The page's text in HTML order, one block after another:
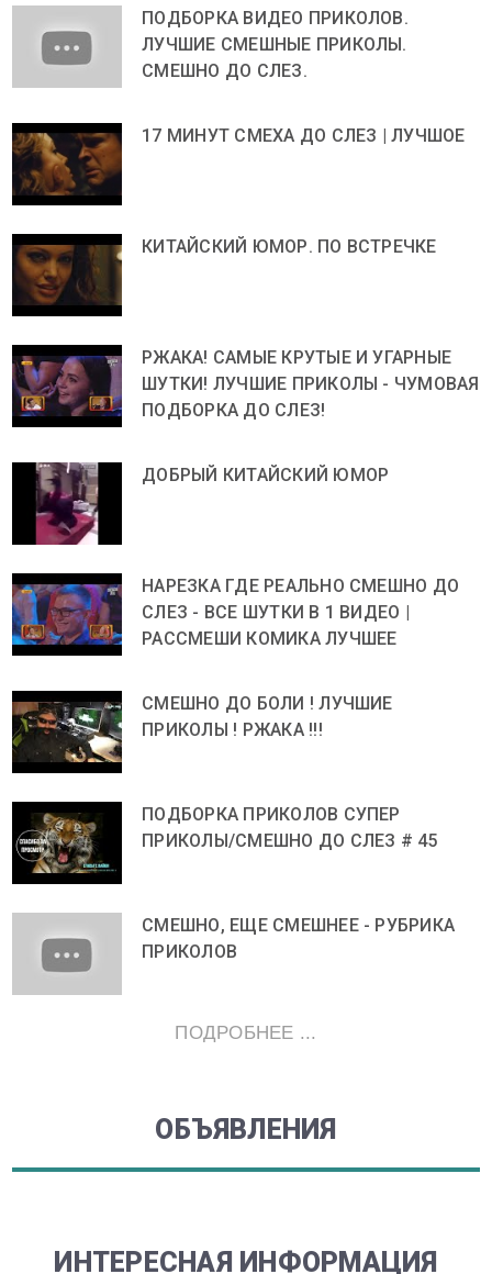
ПОДБОРКА ВИДЕО ПРИКОЛОВ.
ЛУЧШИЕ СМЕШНЫЕ ПРИКОЛЫ.
СМЕШНО ДО СЛЕЗ.
17 МИНУТ СМЕХА ДО СЛЕЗ | ЛУЧШОЕ
КИТАЙСКИЙ ЮМОР. ПО ВСТРЕЧКЕ
РЖАКА! САМЫЕ КРУТЫЕ И УГАРНЫЕ
ШУТКИ! ЛУЧШИЕ ПРИКОЛЫ - ЧУМОВАЯ
ПОДБОРКА ДО СЛЕЗ!
ДОБРЫЙ КИТАЙСКИЙ ЮМОР
НАРЕЗКА ГДЕ РЕАЛЬНО СМЕШНО ДО
СЛЕЗ - ВСЕ ШУТКИ В 1 ВИДЕО |
РАССМЕШИ КОМИКА ЛУЧШЕЕ
СМЕШНО ДО БОЛИ ! ЛУЧШИЕ
ПРИКОЛЫ ! РЖАКА !!!
ПОДБОРКА ПРИКОЛОВ СУПЕР
ПРИКОЛЫ/СМЕШНО ДО СЛЕЗ # 45
СМЕШНО, ЕЩЕ СМЕШНЕЕ - РУБРИКА
ПРИКОЛОВ
ПОДРОБНЕЕ ...
ОБЪЯВЛЕНИЯ
ИНТЕРЕСНАЯ ИНФОРМАЦИЯ